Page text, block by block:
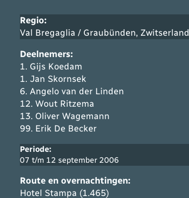
Regio:
Val Bregaglia / Graubünden, Zwitserland
Deelnemers:
1. Gijs Koedam
1. Jan Skornsek
6. Angelo van der Linden
12. Wout Ritzema
13. Oliver Wagemann
99. Erik De Becker
Periode:
07 t/m 12 september 2006
Route en overnachtingen:
Hotel Stampa (1.465)